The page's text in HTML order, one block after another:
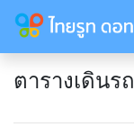
ตารางเดินรถ